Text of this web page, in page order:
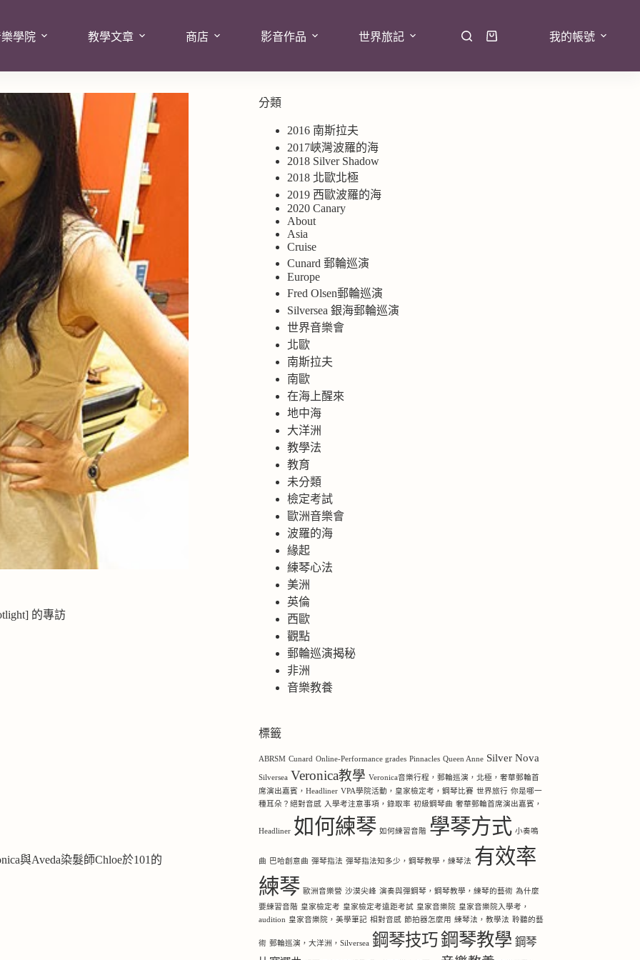
學院 教學文章 商店 影音作品 世界旅記 我的帳號
的專訪
與Aveda染髮師Chloe於101的
分類
2016 南斯拉夫
2017峽灣波羅的海
2018 Silver Shadow
2018 北歐北極
2019 西歐波羅的海
2020 Canary
About
Asia
Cruise
Cunard 郵輪巡演
Europe
Fred Olsen郵輪巡演
Silversea 銀海郵輪巡演
世界音樂會
北歐
南斯拉夫
南歐
在海上醒來
地中海
大洋洲
教學法
教育
未分類
檢定考試
歐洲音樂會
波羅的海
緣起
練琴心法
美洲
英倫
西歐
觀點
郵輪巡演揭秘
非洲
音樂教養
標籤
ABRSM Cunard Online-Performance grades Pinnacles Queen Anne Silver Nova
Silversea Veronica教學 Veronica音樂行程，郵輪巡演，北極，奢華郵輪首
席演出嘉賓，Headliner VPA學院活動，皇家檢定考，鋼琴比賽 世界旅行 你是哪一
種耳朵？絕對音感 入學考注意事項，錄取率 初級鋼琴曲 奢華郵輪首席演出嘉賓，
Headliner 如何練琴 如何練習音階 學琴方式 小奏鳴
曲 巴哈創意曲 彈琴指法 彈琴指法知多少，鋼琴教學，練琴法 有效率
練琴 歐洲音樂營 沙漠尖峰 演奏與彈鋼琴，鋼琴教學，練琴的藝術 為什麼
要練習音階 皇家檢定考 皇家檢定考遠距考試 皇家音樂院 皇家音樂院入學考，
audition 皇家音樂院，美學筆記 相對音感 節拍器怎麼用 練琴法，教學法 聆聽的藝
術 郵輪巡演，大洋洲，Silversea 鋼琴技巧鋼琴教學 鋼琴